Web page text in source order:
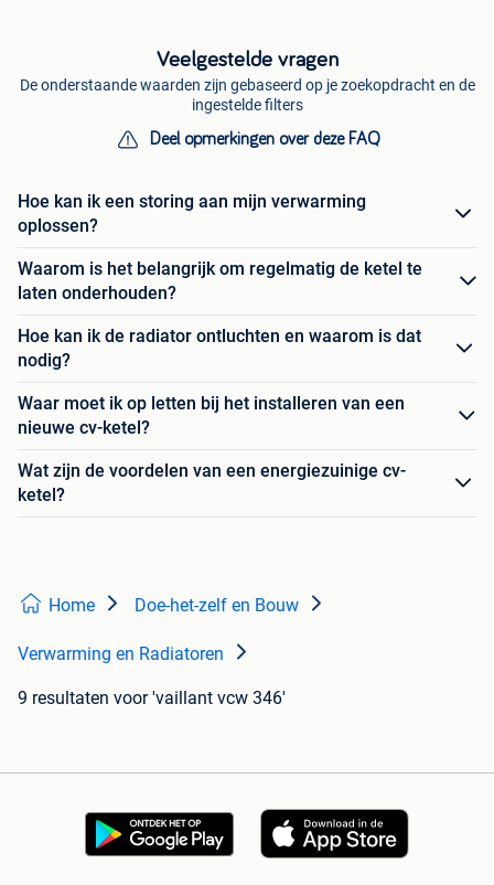
Veelgestelde vragen
De onderstaande waarden zijn gebaseerd op je zoekopdracht en de
ingestelde filters
Deel opmerkingen over deze FAQ
Hoe kan ik een storing aan mijn verwarming
oplossen?
Waarom is het belangrijk om regelmatig de ketel te
laten onderhouden?
Hoe kan ik de radiator ontluchten en waarom is dat
nodig?
Waar moet ik op letten bij het installeren van een
nieuwe cv-ketel?
Wat zijn de voordelen van een energiezuinige cv-
ketel?
Home Doe-het-zelf en Bouw
Verwarming en Radiatoren
9 resultaten voor 'vaillant vcw 346'